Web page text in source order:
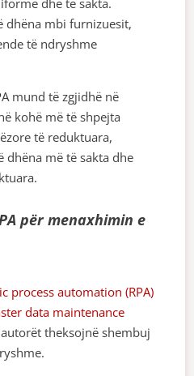
dhe të sakta.
dhëna mbi furnizuesit,
të ndryshme
mund të zgjidhë në
kohë më të shpejta
të reduktuara,
dhëna më të sakta dhe
për menaxhimin e
process automation (RPA)
data maintenance
theksojnë shembuj